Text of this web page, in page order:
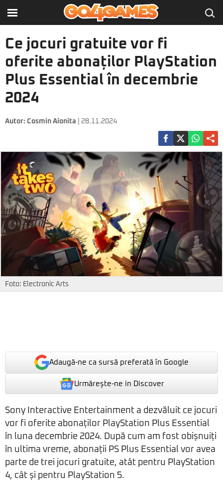
Ce jocuri gratuite vor fi
oferite abonaților PlayStation
Plus Essential în decembrie
2024
Autor: Cosmin Aionita | 28.11.2024
Foto: Electronic Arts
Adaugă-ne ca sursă preferată în Google
Urmărește-ne in Discover
Sony Interactive Entertainment a dezvăluit ce jocuri
vor fi oferite abonaților PlayStation Plus Essential
în luna decembrie 2024. După cum am fost obișnuiți
în ultima vreme, abonații PS Plus Essential vor avea
parte de trei jocuri gratuite, atât pentru PlayStation
4, cât și pentru PlayStation 5.